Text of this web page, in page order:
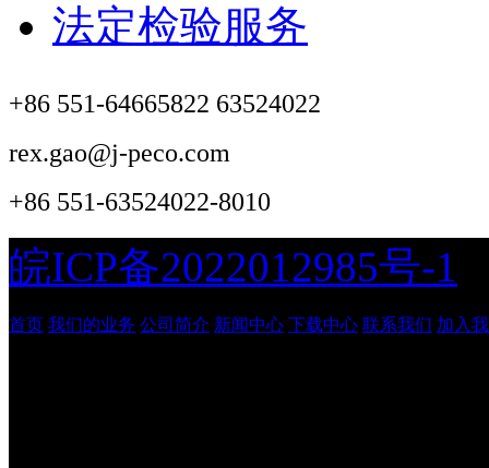
法定检验服务
+86 551-64665822 63524022
rex.gao@j-peco.com
+86 551-63524022-8010
皖ICP备2022012985号-1
首页 我们的业务 公司简介 新闻中心 下载中心 联系我们 加入